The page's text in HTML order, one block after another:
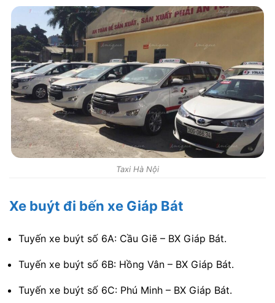
Taxi Hà Nội
Xe buýt đi bến xe Giáp Bát
Tuyến xe buýt số 6A: Cầu Giẽ – BX Giáp Bát.
Tuyến xe buýt số 6B: Hồng Vân – BX Giáp Bát.
Tuyến xe buýt số 6C: Phú Minh – BX Giáp Bát.